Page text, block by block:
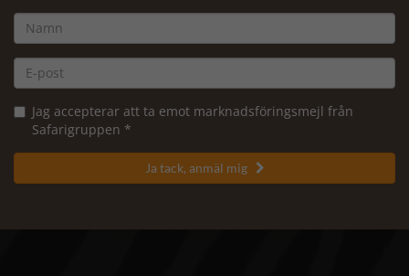
Jag accepterar att ta emot marknadsföringsmejl från
Safarigruppen *
Ja tack, anmäl mig 